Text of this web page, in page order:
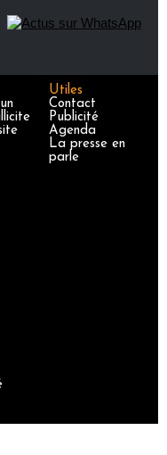
Utiles
Contact
Publicité
Agenda
La presse en
parle